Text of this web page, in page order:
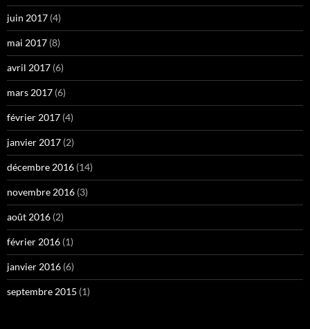
juin 2017 (4)
mai 2017 (8)
avril 2017 (6)
mars 2017 (6)
février 2017 (4)
janvier 2017 (2)
décembre 2016 (14)
novembre 2016 (3)
août 2016 (2)
février 2016 (1)
janvier 2016 (6)
septembre 2015 (1)